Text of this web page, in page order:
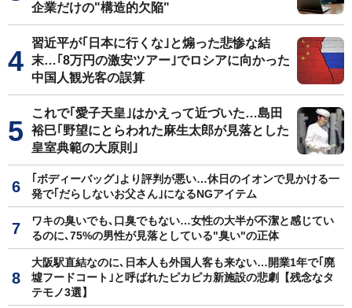
企業だけの"構造的欠陥"
習近平が｢日本に行くな｣と煽った悲惨な結
末…｢8万円の激安ツアー｣でロシアに向かった
中国人観光客の誤算
これで｢愛子天皇｣はかえって近づいた…島田
裕巳｢野望にとらわれた麻生太郎が見落とした
皇室典範の大原則｣
｢ボディーバッグ｣より評判が悪い…休日のイオンで見かける一
発で｢だらしないお父さん｣になるNGアイテム
ワキの臭いでも､口臭でもない…女性の大半が不潔と感じてい
るのに､75%の男性が見落としている"臭い"の正体
大阪駅直結なのに､日本人も外国人客も来ない…開業1年で｢廃
墟フードコート｣と呼ばれたピカピカ新施設の悲劇【残念なタ
テモノ3選】